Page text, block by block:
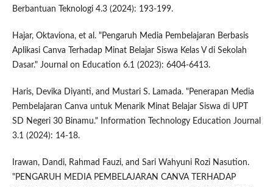
Berbantuan Teknologi 4.3 (2024): 193-199.
Hajar, Oktaviona, et al. "Pengaruh Media Pembelajaran Berbasis
Aplikasi Canva Terhadap Minat Belajar Siswa Kelas V di Sekolah
Dasar." Journal on Education 6.1 (2023): 6404-6413.
Haris, Devika Diyanti, and Mustari S. Lamada. "Penerapan Media
Pembelajaran Canva untuk Menarik Minat Belajar Siswa di UPT
SD Negeri 30 Binamu." Information Technology Education Journal
3.1 (2024): 14-18.
Irawan, Dandi, Rahmad Fauzi, and Sari Wahyuni Rozi Nasution.
"PENGARUH MEDIA PEMBELAJARAN CANVA TERHADAP